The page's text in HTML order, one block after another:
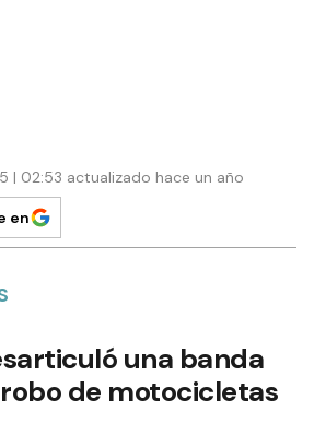
| 02:53 actualizado hace un año
en
una banda
de motocicletas